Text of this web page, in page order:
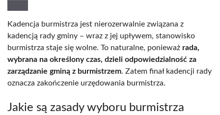
Kadencja burmistrza jest nierozerwalnie związana z
kadencją rady gminy – wraz z jej upływem, stanowisko
burmistrza staje się wolne. To naturalne, ponieważ rada,
wybrana na określony czas, dzieli odpowiedzialność za
zarządzanie gminą z burmistrzem. Zatem finał kadencji rady
oznacza zakończenie urzędowania burmistrza.
Jakie są zasady wyboru burmistrza